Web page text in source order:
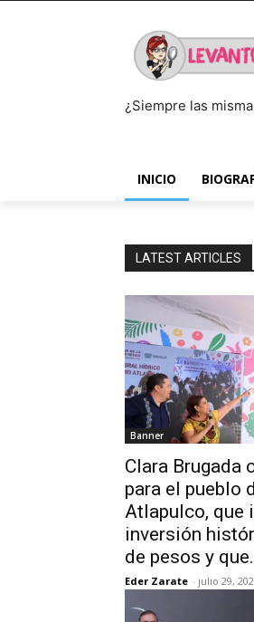
¿Siempre las
INICIO
LATEST ARTICLES
Banner
Clara Brugada
para el pueblo
Atlapulco, que
inversión
de pesos y
Eder Zarate - julio 29,